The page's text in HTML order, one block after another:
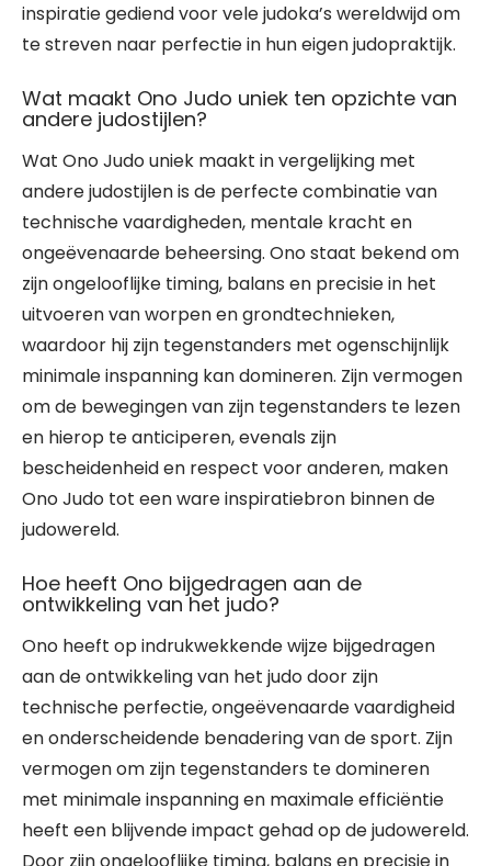
inspiratie gediend voor vele judoka’s wereldwijd om
te streven naar perfectie in hun eigen judopraktijk.
Wat maakt Ono Judo uniek ten opzichte van
andere judostijlen?
Wat Ono Judo uniek maakt in vergelijking met
andere judostijlen is de perfecte combinatie van
technische vaardigheden, mentale kracht en
ongeëvenaarde beheersing. Ono staat bekend om
zijn ongelooflijke timing, balans en precisie in het
uitvoeren van worpen en grondtechnieken,
waardoor hij zijn tegenstanders met ogenschijnlijk
minimale inspanning kan domineren. Zijn vermogen
om de bewegingen van zijn tegenstanders te lezen
en hierop te anticiperen, evenals zijn
bescheidenheid en respect voor anderen, maken
Ono Judo tot een ware inspiratiebron binnen de
judowereld.
Hoe heeft Ono bijgedragen aan de
ontwikkeling van het judo?
Ono heeft op indrukwekkende wijze bijgedragen
aan de ontwikkeling van het judo door zijn
technische perfectie, ongeëvenaarde vaardigheid
en onderscheidende benadering van de sport. Zijn
vermogen om zijn tegenstanders te domineren
met minimale inspanning en maximale efficiëntie
heeft een blijvende impact gehad op de judowereld.